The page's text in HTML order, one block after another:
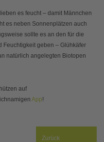
es feucht – damit Männchen
es neben Sonnenplätzen auch
sollte es an den für die
Feuchtigkeit geben – Glühkäfer
natürlich angelegten Biotopen
auf
App!
Zurück